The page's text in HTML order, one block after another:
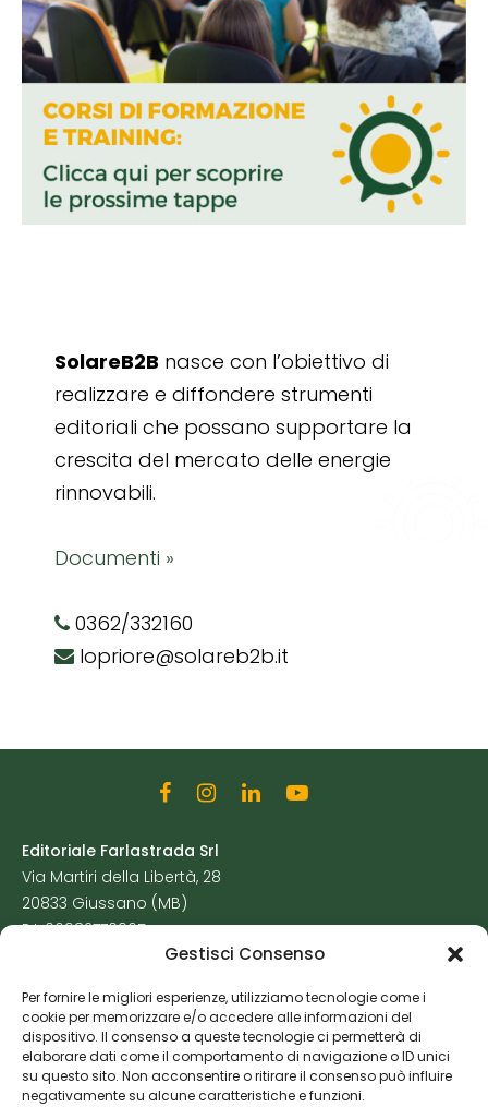
Gestisci Consenso
Per fornire le migliori esperienze, utilizziamo tecnologie come i
cookie per memorizzare e/o accedere alle informazioni del
dispositivo. Il consenso a queste tecnologie ci permetterà di
elaborare dati come il comportamento di navigazione o ID unici
su questo sito. Non acconsentire o ritirare il consenso può influire
negativamente su alcune caratteristiche e funzioni.
SolareB2B nasce con l’obiettivo di
realizzare e diffondere strumenti
editoriali che possano supportare la
crescita del mercato delle energie
rinnovabili.
Documenti »
0362/332160
lopriore@solareb2b.it
Editoriale Farlastrada Srl
Via Martiri della Libertà, 28
20833 Giussano (MB)
P.I. 06982770965
Cookie Policy
Risorse Aggiuntive